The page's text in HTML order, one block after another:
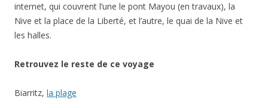
internet, qui couvrent l’une le pont Mayou (en travaux), la
Nive et la place de la Liberté, et l’autre, le quai de la Nive et
les halles.
Retrouvez le reste de ce voyage
Biarritz, la plage